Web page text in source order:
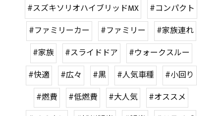
#スズキソリオハイブリッドMX
#コンパクト
#ファミリーカー
#ファミリー
#家族連れ
#家族
#スライドドア
#ウォークスルー
#快適
#広々 #黒 #人気車種
#小回り
#燃費
#低燃費 #大人気
#オススメ